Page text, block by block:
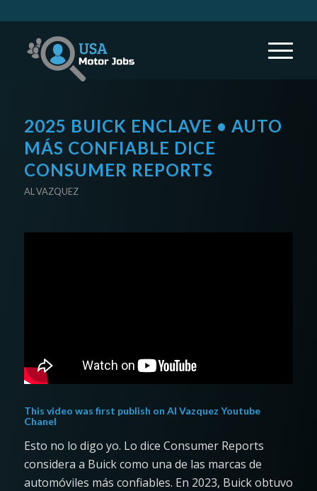
2025 BUICK ENCLAVE • AUTO
MÁS CONFIABLE DICE
CONSUMER REPORTS
AL VAZQUEZ
This video was first publish on Al Vazquez Youtube
Chanel
Esto no lo digo yo. Lo dice Consumer Reports
considera a Buick como una de las marcas de
automóviles más confiables. En 2023, Buick obtuvo